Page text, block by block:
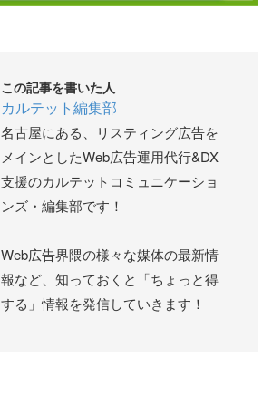
この記事を書いた人
カルテット編集部
名古屋にある、リスティング広告を
メインとしたWeb広告運用代行&DX
支援のカルテットコミュニケーショ
ンズ・編集部です！
Web広告界隈の様々な媒体の最新情
報など、知っておくと「ちょっと得
する」情報を発信していきます！